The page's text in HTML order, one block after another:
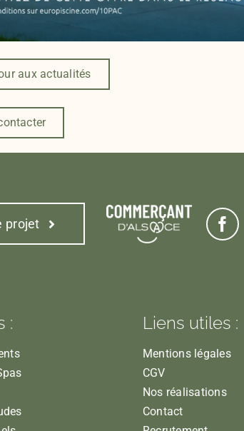
aux actualités
projet
: Liens utiles :
Mentions légales
CGV
Nos réalisations
Contact